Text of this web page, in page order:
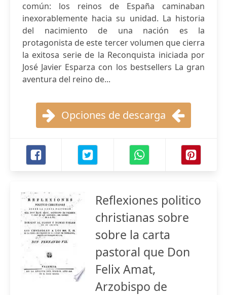
común: los reinos de España caminaban
inexorablemente hacia su unidad. La historia
del nacimiento de una nación es la
protagonista de este tercer volumen que cierra
la exitosa serie de la Reconquista iniciada por
José Javier Esparza con los bestsellers La gran
aventura del reino de...
Opciones de descarga
Reflexiones politico
christianas sobre
sobre la carta
pastoral que Don
Felix Amat,
Arzobispo de